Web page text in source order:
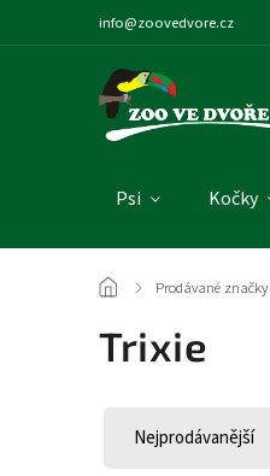
info@zoovedvore.cz
Psi Kočky
/ Prodávané značky
Trixie
Nejprodávanější